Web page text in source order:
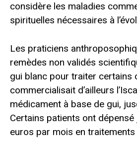
considère les maladies
spirituelles nécessaires à
Les praticiens
remèdes non validés
gui blanc pour traiter certains
commercialisait d’ailleurs
médicament à base de gui,
Certains patients ont dépensé
euros par mois en